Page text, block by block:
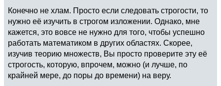
Конечно не хлам. Просто если следовать строгости, то
нужно её изучить в строгом изложении. Однако, мне
кажется, это вовсе не нужно для того, чтобы успешно
работать математиком в других областях. Скорее,
изучив теорию множеств, Вы просто проверите эту её
строгость, которую, впрочем, можно (и лучше, по
крайней мере, до поры до времени) на веру.